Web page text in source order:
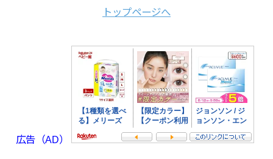
トップページへ
広告（AD）